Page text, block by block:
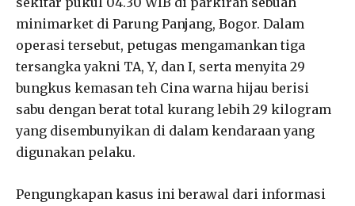
minimarket di Parung Panjang, Bogor. Dalam
operasi tersebut, petugas mengamankan tiga
tersangka yakni TA, Y, dan I, serta menyita 29
bungkus kemasan teh Cina warna hijau berisi
sabu dengan berat total kurang lebih 29 kilogram
yang disembunyikan di dalam kendaraan yang
digunakan pelaku.
Pengungkapan kasus ini berawal dari informasi